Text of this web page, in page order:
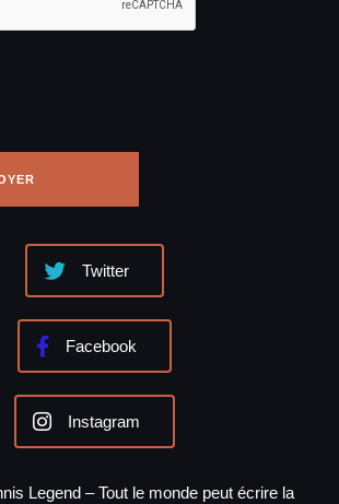
Twitter
Facebook
Instagram
Legend – Tout le monde peut écrire la